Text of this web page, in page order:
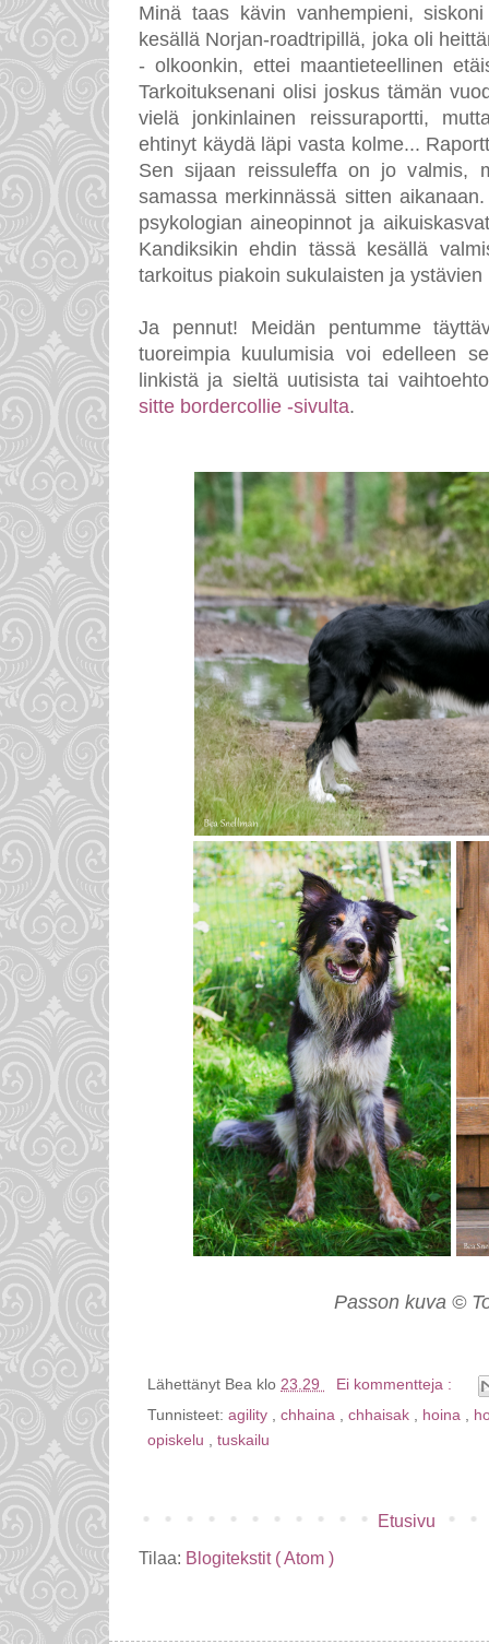
Minä taas kävin vanhempieni,
kesällä Norjan-roadtripillä, joka oli
- olkoonkin, ettei maantieteellinen
Tarkoituksenani olisi joskus tämän
vielä jonkinlainen reissuraportti,
ehtinyt käydä läpi vasta kolme...
Sen sijaan reissuleffa on jo valmis,
samassa merkinnässä sitten
psykologian aineopinnot ja
Kandiksikin ehdin tässä kesällä
tarkoitus piakoin sukulaisten ja
Ja pennut! Meidän pentumme
tuoreimpia kuulumisia voi edelleen
linkistä ja sieltä uutisista tai
sitte bordercollie -sivulta.
Passon kuva ©
Lähettänyt Bea klo 23.29
Ei kommentteja :
Tunnisteet: agility chhaina chhaisak hoina
opiskelu
tuskailu
Etusivu
Tilaa: Blogitekstit ( Atom )